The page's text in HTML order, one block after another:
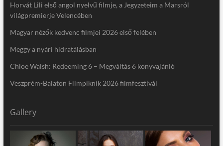
Horvát Lili első angol nyelvű filmje, a Jegyzeteim a Marsról
világpremierje Velencében
Magyar nézők kedvenc filmjei 2026 első felében
Meggy a nyári hidratálásban
Chloe Walsh: Redeeming 6 – Megváltás 6 könyvajánló
Veszprém-Balaton Filmpiknik 2026 filmfesztivál
Gallery